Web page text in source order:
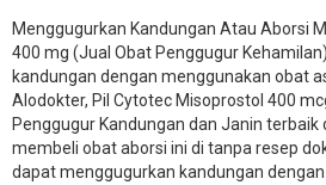
Menggugurkan Kandungan Atau Aborsi
400 mg (Jual Obat Penggugur
kandungan dengan menggunakan obat
Alodokter, Pil Cytotec Misoprostol 400
Penggugur Kandungan dan Janin
membeli obat aborsi ini di tanpa resep
dapat menggugurkan kandungan